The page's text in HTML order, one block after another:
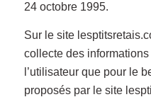
24 octobre 1995.
Sur le site
collecte des
l’utilisateur que pour le
proposés par le site